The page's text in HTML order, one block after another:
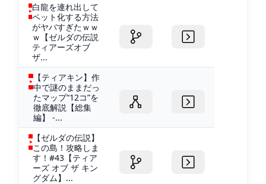
白龍を連れ出して
ペット化する方法
がヤバすぎたｗｗ
ｗ【ゼルダの伝説
ティアーズオブ
ザ...
【ティアキン】作
中で謎のままだっ
たマップ“12コ”を
徹底解説【総集
編】 -...
【ゼルダの伝説】
この島！攻略しま
す！#43【ティア
ーズ オブ ザ キン
グダム】...